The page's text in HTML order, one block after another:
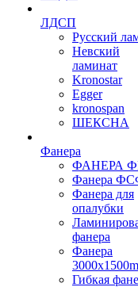
ЛДСП
Русский
Невский
ламинат
Kronostar
Egger
kronospan
ШЕКСНА
Фанера
ФАНЕРА
Фанера
Фанера для
опалубки
фанера
Фанера
Гибкая